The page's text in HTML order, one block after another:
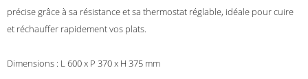
précise grâce à sa résistance et sa thermostat réglable, idéale pour cuire
et réchauffer rapidement vos plats.
Dimensions : L 600 x P 370 x H 375 mm